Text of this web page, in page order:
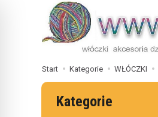
Start Kategorie WŁÓCZKI
Kategorie